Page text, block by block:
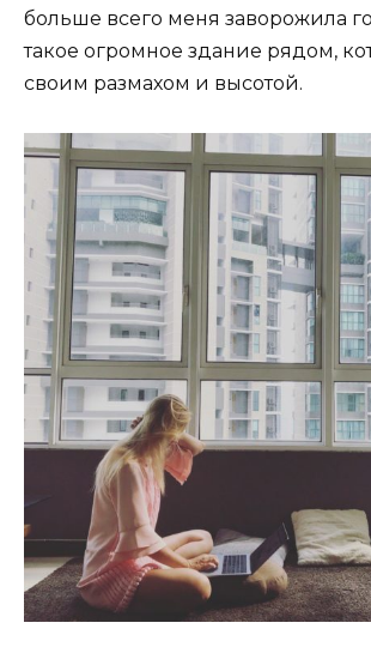
больше всего меня заворожила
такое огромное здание рядом,
своим размахом и высотой.